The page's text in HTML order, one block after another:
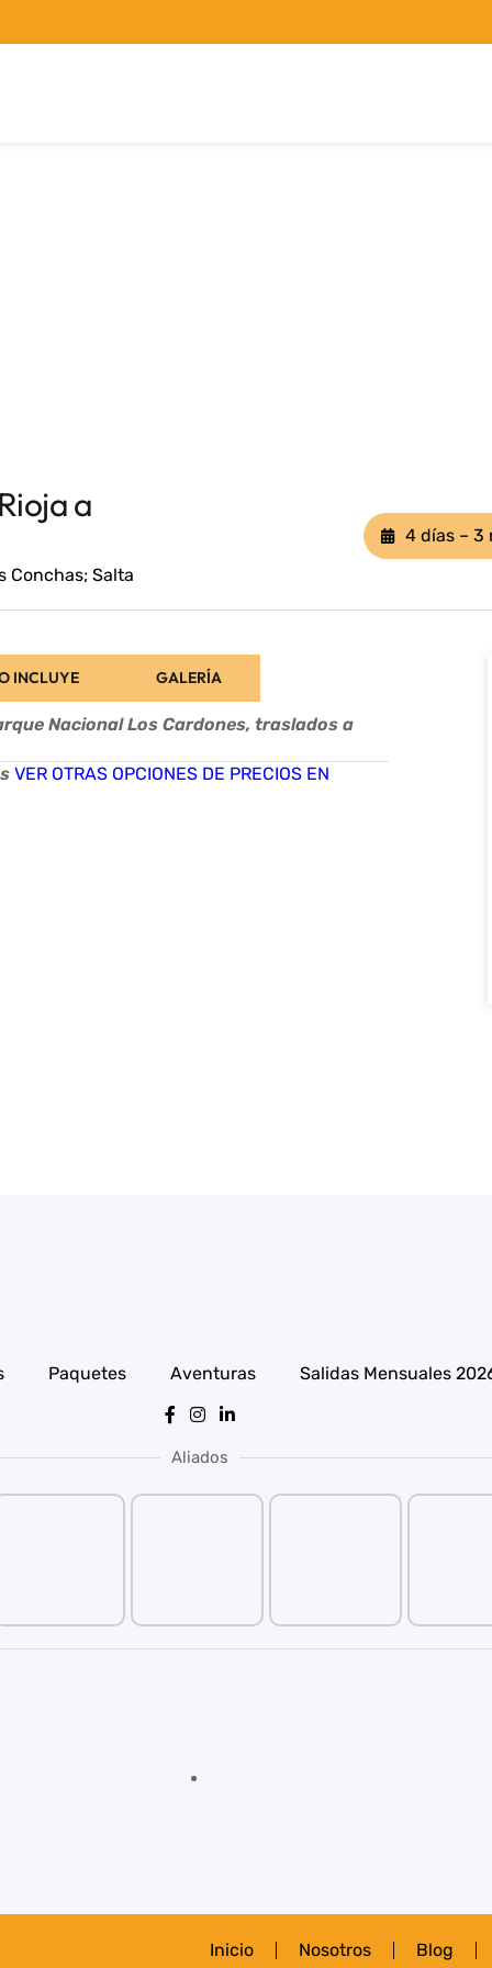
a
Conchas; Salta
4 días – 3
INCLUYE GALERÍA
Nacional Los Cardones, traslados a
VER OTRAS OPCIONES DE PRECIOS EN
Paquetes Aventuras Salidas Mensuales
Aliados
Inicio Nosotros Blog